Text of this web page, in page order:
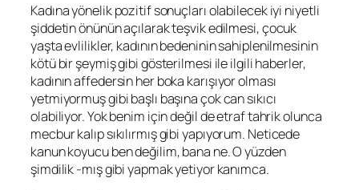
Kadına yönelik pozitif sonuçları olabilecek iyi niyetli
şiddetin önünün açılarak teşvik edilmesi, çocuk
yaşta evlilikler, kadının bedeninin sahiplenilmesinin
kötü bir şeymiş gibi gösterilmesi ile ilgili haberler,
kadının affedersin her boka karışıyor olması
yetmiyormuş gibi başlı başına çok can sıkıcı
olabiliyor. Yok benim için değil de etraf tahrik olunca
mecbur kalıp sıkılırmış gibi yapıyorum. Neticede
kanun koyucu ben değilim, bana ne. O yüzden
şimdilik -mış gibi yapmak yetiyor kanımca.